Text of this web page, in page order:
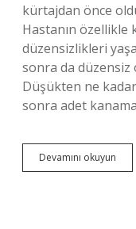
kürtajdan önce
Hastanın özellikle
düzensizlikleri
sonra da düzensiz
Düşükten ne
sonra adet
Devamını okuyun
Kürtaj